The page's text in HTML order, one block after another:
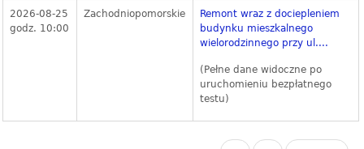
2026-08-25
godz. 10:00
Zachodniopomorskie
Remont wraz z dociepleniem
budynku mieszkalnego
wielorodzinnego przy ul....
(Pełne dane widoczne po
uruchomieniu bezpłatnego
testu)